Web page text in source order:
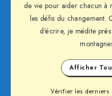
de vie pour aider chacun à
les défis du changement.
d'écrire, je médite
Afficher
Vérifier les derniers